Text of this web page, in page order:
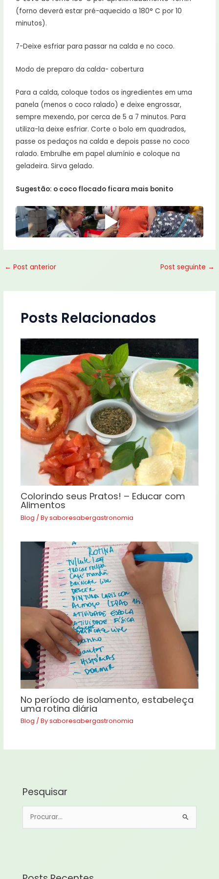
(forno deverá estar pré-aquecido a 180° C por 10
minutos).
7-Deixe esfriar para passar na calda e no coco.
Modo de preparo da calda- cobertura
Para a calda, coloque todos os ingredientes em uma
panela (menos o coco ralado) e deixe engrossar,
sempre mexendo, por cerca de 5 a 7 minutos. Para
utiliza-la deixe esfriar. Corte o bolo em quadrados,
passe os pedaços na calda e depois passe no coco
ralado. Embrulhe em papel alumínio e coloque na
geladeira. Sirva gelado.
Sugestão: o coco flocado ficara mais bonito
← Post anterior Post seguinte →
Posts Relacionados
Colorindo seus Pratos! – Educar com
Alimentos
Blog / Bysaboresabergastronomia
No período de isolamento, estabeleça
uma rotina diária
Blog / Bysaboresabergastronomia
Pesquisar